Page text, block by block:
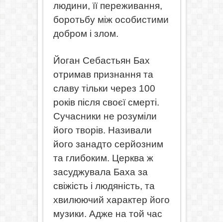
людини, її переживання,
боротьбу між особистими
добром і злом.
Йоган Себастьян Бах
отримав признання та
славу тільки через 100
років після своєї смерті.
Сучасники не розуміли
його творів. Називали
його занадто серйозним
та глибоким. Церква ж
засуджувала Баха за
свіжість і людяність, та
хвилюючий характер його
музики. Адже на той час